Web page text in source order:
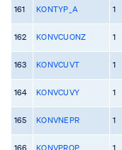
161 KONTYP_A 1
162 KONVCUONZ 1
163 KONVCUVT 1
164 KONVCUVY 1
165 KONVNEPR 1
166 KONVPROP 1